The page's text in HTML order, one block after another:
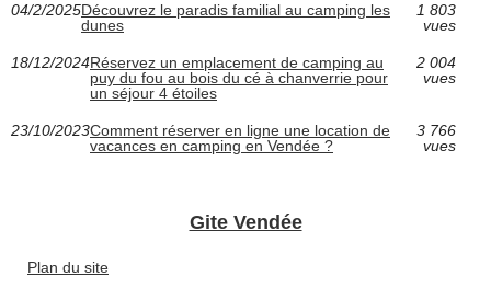
04/2/2025Découvrez le paradis familial au camping les
dunes
1 803
vues
18/12/2024Réservez un emplacement de camping au
puy du fou au bois du cé à chanverrie pour
un séjour 4 étoiles
2 004
vues
23/10/2023Comment réserver en ligne une location de
vacances en camping en Vendée ?
3 766
vues
Gite Vendée
Plan du site